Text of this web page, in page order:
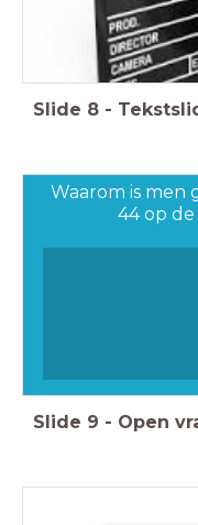
Slide 8 -
Waarom is
44 op de
Slide 9 - Open